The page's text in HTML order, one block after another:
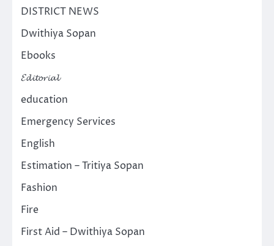
DISTRICT NEWS
Dwithiya Sopan
Ebooks
𝓔𝓭𝓲𝓽𝓸𝓻𝓲𝓪𝓵
education
Emergency Services
English
Estimation – Tritiya Sopan
Fashion
Fire
First Aid – Dwithiya Sopan